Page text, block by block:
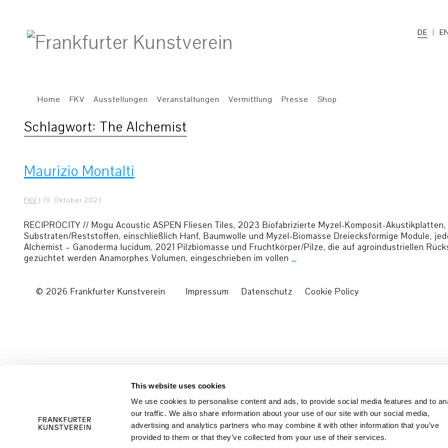
This website uses cookies
We use cookies to personalise content and ads, to provide social media features and to
our traffic. We also share information about your use of our site with our social media,
advertising and analytics partners who may combine it with other information that you’ve
provided to them or that they’ve collected from your use of their services.
DE
Home FKV Ausstellungen Veranstaltungen Vermittlung Presse Shop
Schlagwort: The Alchemist
Maurizio Montalti
FKV | 19. Oktober 2023
RECIPROCITY // Mogu Acoustic ASPEN Fliesen Tiles, 2023 Biofabrizierte Myzel-Komposit-
Substraten/Reststoffen, einschließlich Hanf, Baumwolle und Myzel-Biomasse Dreiecksförmige Module,
Alchemist – Ganoderma lucidum, 2021 Pilzbiomasse und Fruchtkörper/Pilze, die auf agroindustriellen
gezüchtet werden Anamorphes Volumen, eingeschrieben im vollen …
© 2026 Frankfurter Kunstverein Impressum Datenschutz Cookie Policy